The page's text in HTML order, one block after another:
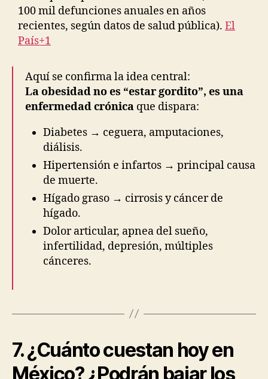
100 mil defunciones anuales en años
recientes, según datos de salud pública). El
País+1
Aquí se confirma la idea central:
La obesidad no es “estar gordito”, es una
enfermedad crónica que dispara:
Diabetes → ceguera, amputaciones,
diálisis.
Hipertensión e infartos → principal causa
de muerte.
Hígado graso → cirrosis y cáncer de
hígado.
Dolor articular, apnea del sueño,
infertilidad, depresión, múltiples
cánceres.
7. ¿Cuánto cuestan hoy en
México? ¿Podrán bajar los